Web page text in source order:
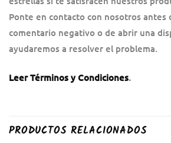
Ponte en contacto con nosotros antes
comentario negativo o de abrir una
ayudaremos a resolver el problema.
Leer Términos y Condiciones.
PRODUCTOS RELACIONADOS